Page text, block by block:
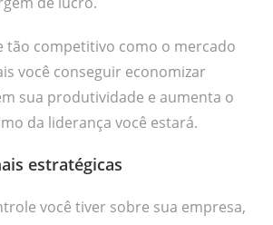
tão competitivo como o mercado
você conseguir economizar
sua produtividade e aumenta o
da liderança você estará.
estratégicas
você tiver sobre sua empresa,